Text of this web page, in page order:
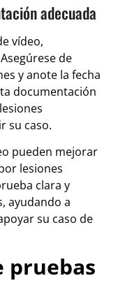
adecuada
vídeo,
de
y anote la fecha
documentación
su caso.
pueden mejorar
lesiones
clara y
ayudando a
su caso de
pruebas